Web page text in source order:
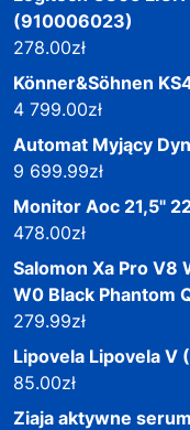
(910006023)
278.00zł
Könner&Söhnen
4 799.00zł
Automat Myjący
9 699.99zł
Monitor Aoc 21,5"
478.00zł
Salomon Xa Pro
W0 Black Phantom
279.99zł
Lipovela Lipovela V
85.00zł
Ziaja aktywne